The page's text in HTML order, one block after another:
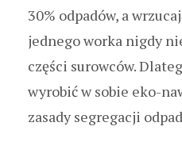
30% odpadów, a
jednego worka nigdy
części surowców.
wyrobić w sobie eko-
zasady segregacji